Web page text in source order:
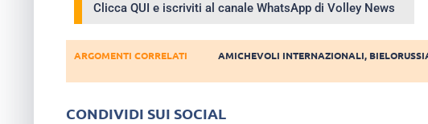
Clicca QUI e iscriviti al canale WhatsApp di Volley News
ARGOMENTI CORRELATI AMICHEVOLI INTERNAZIONALI,
CONDIVIDI SUI SOCIAL